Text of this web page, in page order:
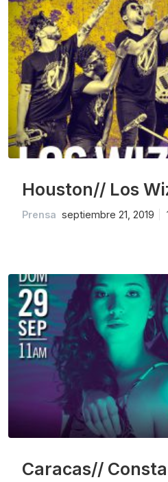
Houston// Los
Prensa septiembre 21, 2019
Caracas//